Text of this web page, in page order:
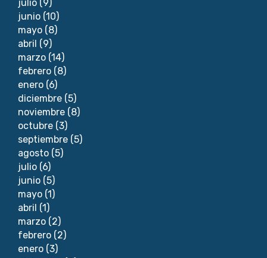
julio (9)
junio (10)
mayo (8)
abril (9)
marzo (14)
febrero (8)
enero (6)
diciembre (5)
noviembre (8)
octubre (3)
septiembre (5)
agosto (5)
julio (6)
junio (5)
mayo (1)
abril (1)
marzo (2)
febrero (2)
enero (3)